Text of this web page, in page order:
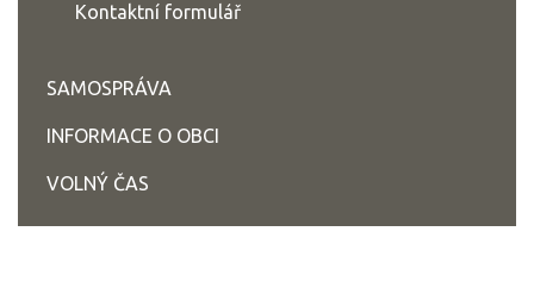
Kontaktní formulář
SAMOSPRÁVA
INFORMACE O OBCI
VOLNÝ ČAS